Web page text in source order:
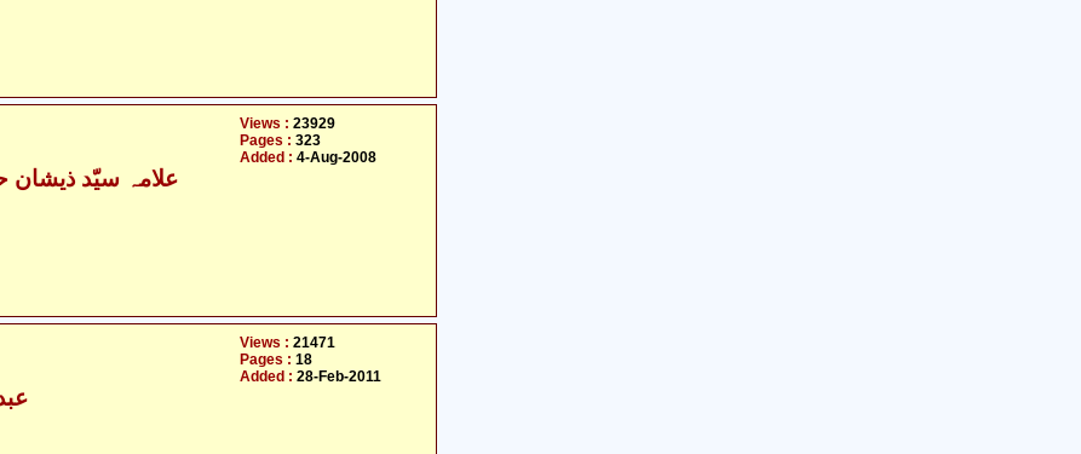
Views : 23929
Pages : 323
Added : 4-Aug-2008
-
Views : 21471
Pages : 18
Added : 28-Feb-2011